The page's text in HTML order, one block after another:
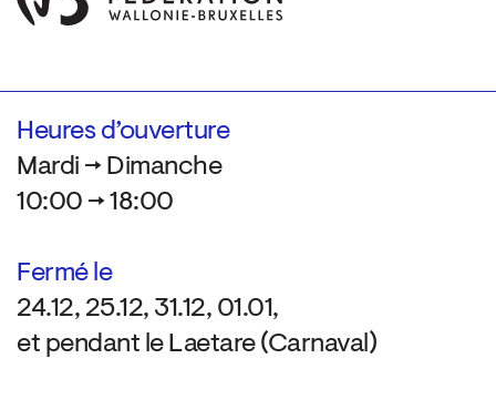
Heures d’ouverture
Mardi → Dimanche
10:00 → 18:00
Fermé le
24.12, 25.12, 31.12, 01.01,
et pendant le Laetare (Carnaval)